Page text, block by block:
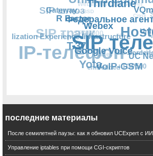
Федеральное агентство связи
Лицензирование
Hosted PBX
Thirdlane
Unified Communications Manager
последние материалы
После семилетней паузы: как я обновил UCExpert с ИИ
Управление iptables при помощи CGI-скриптов